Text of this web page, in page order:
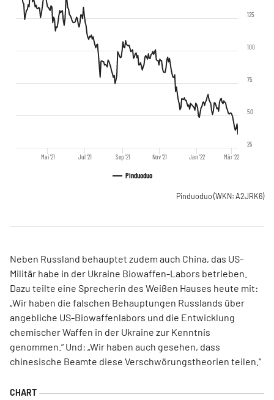
Pinduoduo
Mai '21 Jul '21 Sep '21 Nov '21 Jan '22 Mär '22
25
50
75
100
125
Pinduoduo (WKN: A2JRK6)
Neben Russland behauptet zudem auch China, das US-
Militär habe in der Ukraine Biowaffen-Labors betrieben.
Dazu teilte eine Sprecherin des Weißen Hauses heute mit:
„Wir haben die falschen Behauptungen Russlands über
angebliche US-Biowaffenlabors und die Entwicklung
chemischer Waffen in der Ukraine zur Kenntnis
genommen.“ Und: „Wir haben auch gesehen, dass
chinesische Beamte diese Verschwörungstheorien teilen.“